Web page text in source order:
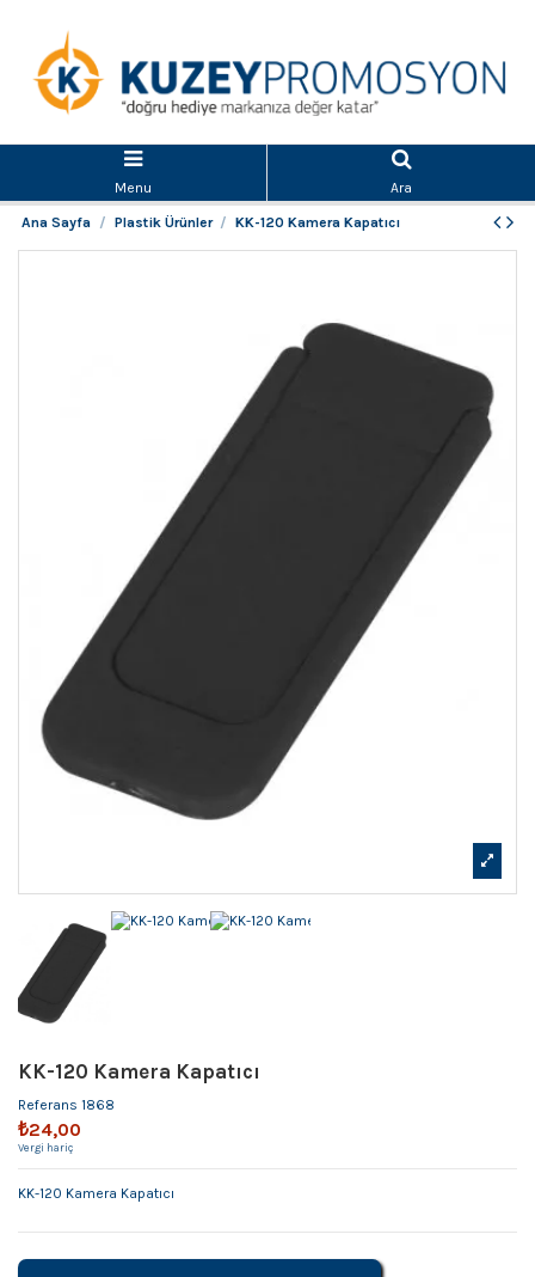
Menu Ara
Ana Sayfa Plastik Ürünler KK-120 Kamera Kapatıcı
KK-120 Kamera Kapatıcı
Referans 1868
₺24,00
Vergi hariç
KK-120 Kamera Kapatıcı